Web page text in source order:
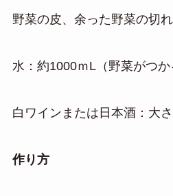
野菜の皮、余った野菜の切
水：約1000ｍL（野菜がつか
白ワインまたは日本酒：大
作り方